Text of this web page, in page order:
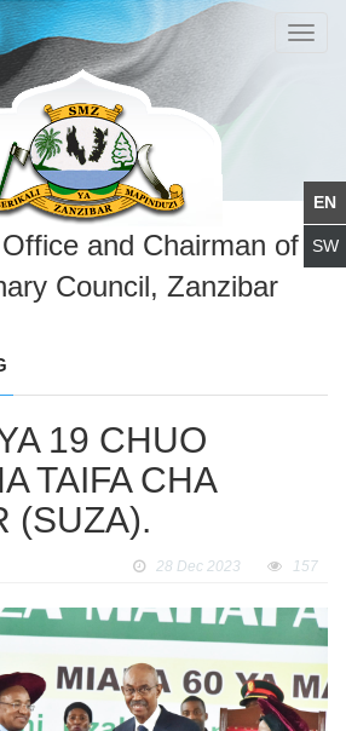
and Chairman of
Council, Zanzibar
19 CHUO
TAIFA CHA
(SUZA).
28 Dec 2023 157